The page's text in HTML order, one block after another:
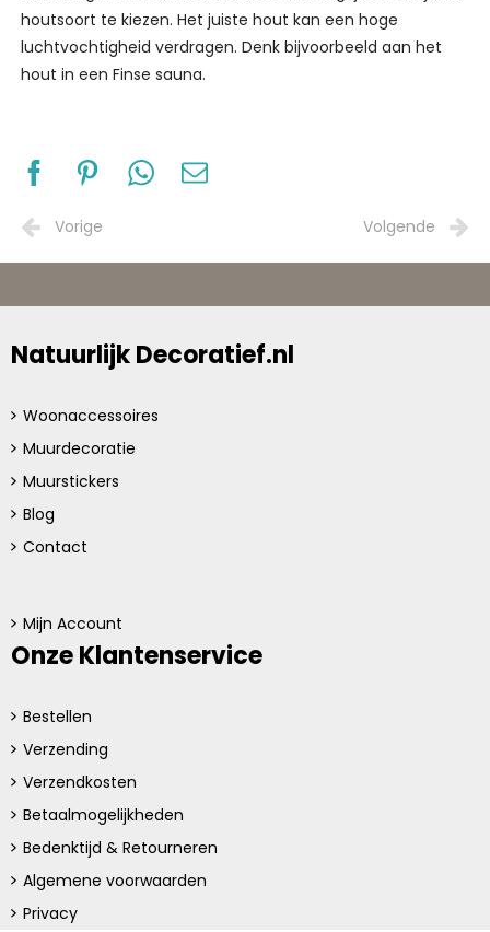
houtsoort te kiezen. Het juiste hout kan een hoge
luchtvochtigheid verdragen. Denk bijvoorbeeld aan het
hout in een Finse sauna.
Vorige Volgende
Natuurlijk Decoratief.nl
Woonaccessoires
Muurdecoratie
Muurstickers
Blog
Contact
Mijn Account
Onze Klantenservice
Bestellen
Verzending
Verzendkosten
Betaalmogelijkheden
Bedenktijd & Retourneren
Algemene voorwaarden
Privacy